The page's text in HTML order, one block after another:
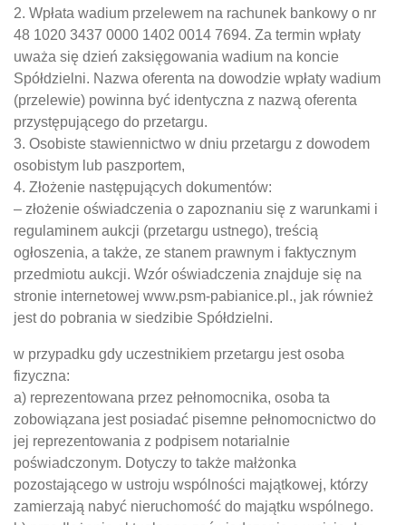
2. Wpłata wadium przelewem na rachunek bankowy o nr
48 1020 3437 0000 1402 0014 7694. Za termin wpłaty
uważa się dzień zaksięgowania wadium na koncie
Spółdzielni. Nazwa oferenta na dowodzie wpłaty wadium
(przelewie) powinna być identyczna z nazwą oferenta
przystępującego do przetargu.
3. Osobiste stawiennictwo w dniu przetargu z dowodem
osobistym lub paszportem,
4. Złożenie następujących dokumentów:
– złożenie oświadczenia o zapoznaniu się z warunkami i
regulaminem aukcji (przetargu ustnego), treścią
ogłoszenia, a także, ze stanem prawnym i faktycznym
przedmiotu aukcji. Wzór oświadczenia znajduje się na
stronie internetowej www.psm-pabianice.pl., jak również
jest do pobrania w siedzibie Spółdzielni.
w przypadku gdy uczestnikiem przetargu jest osoba
fizyczna:
a) reprezentowana przez pełnomocnika, osoba ta
zobowiązana jest posiadać pisemne pełnomocnictwo do
jej reprezentowania z podpisem notarialnie
poświadczonym. Dotyczy to także małżonka
pozostającego w ustroju wspólności majątkowej, którzy
zamierzają nabyć nieruchomość do majątku wspólnego.